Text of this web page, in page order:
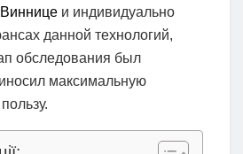
и индивидуально
данной технологий,
обследования был
максимальную